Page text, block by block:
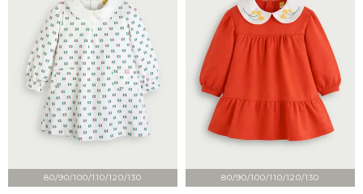
80/90/100/110/120/130 80/90/100/110/120/130